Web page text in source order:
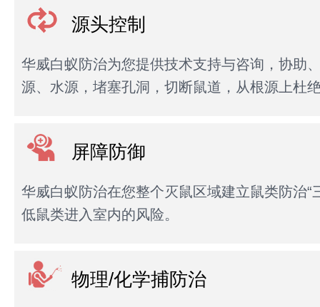
源头控制
华威白蚁防治为您提供技术支持与咨询，协助
源、水源，堵塞孔洞，切断鼠道，从根源上杜
屏障防御
华威白蚁防治在您整个灭鼠区域建立鼠类防治“
低鼠类进入室内的风险。
物理/化学捕防治